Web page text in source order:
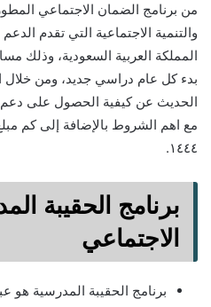
من برنامج الضمان الاجتماعي
والتنمية الاجتماعية التي تقدم
المملكة العربية السعودية، وذلك
بدء كل عام دراسي جديد، ومن خلال
الحديث عن كيفية الحصول على دعم
مع اهم الشروط بالإضافة إلى كم
١٤٤٤.
برنامج الحقيبة
الاجتماعي
برنامج الحقيبة المدرسية